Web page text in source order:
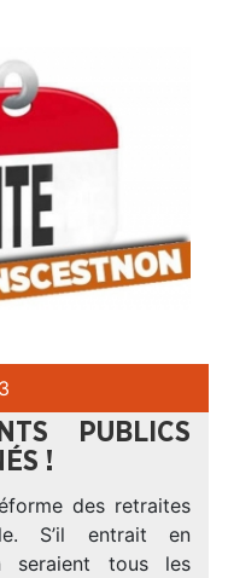
PUBLICS
!
des retraites
S’il entrait en
seraient tous les